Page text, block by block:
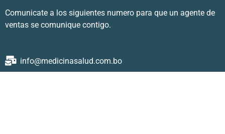
Comunicate a los siguientes numero para que un agente de
ventas se comunique contigo.
info@medicinasalud.com.bo